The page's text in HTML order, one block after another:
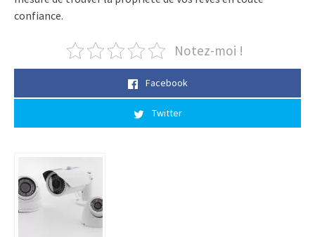
confiance.
Notez-moi !
Facebook
Twitter